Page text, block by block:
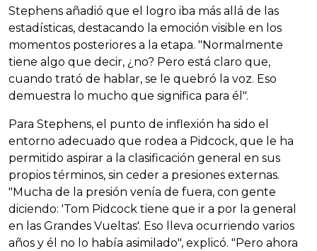
Stephens añadió que el logro iba más allá de las
estadísticas, destacando la emoción visible en los
momentos posteriores a la etapa. "Normalmente
tiene algo que decir, ¿no? Pero está claro que,
cuando trató de hablar, se le quebró la voz. Eso
demuestra lo mucho que significa para él".
Para Stephens, el punto de inflexión ha sido el
entorno adecuado que rodea a Pidcock, que le ha
permitido aspirar a la clasificación general en sus
propios términos, sin ceder a presiones externas.
"Mucha de la presión venía de fuera, con gente
diciendo: 'Tom Pidcock tiene que ir a por la general
en las Grandes Vueltas'. Eso lleva ocurriendo varios
años y él no lo había asimilado", explicó. "Pero ahora